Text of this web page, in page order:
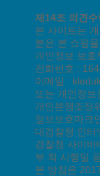
제14조 의견
본 사이트는
분은 본 쇼핑
개인정보 보호
전화번호 :
이메일 :
또는 개인정
개인분쟁조정
정보보호마크
대검찰청 인
경찰청 사이
부 칙 시행일
본 방침은